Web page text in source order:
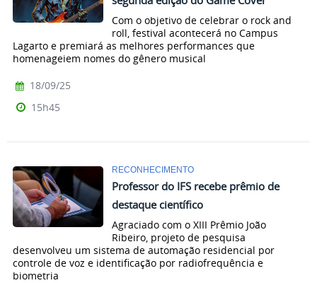
Com o objetivo de celebrar o rock and
roll, festival acontecerá no Campus
Lagarto e premiará as melhores performances que
homenageiem nomes do gênero musical
18/09/25
15h45
RECONHECIMENTO
Professor do IFS recebe prêmio de
destaque científico
Agraciado com o XIII Prêmio João
Ribeiro, projeto de pesquisa
desenvolveu um sistema de automação residencial por
controle de voz e identificação por radiofrequência e
biometria